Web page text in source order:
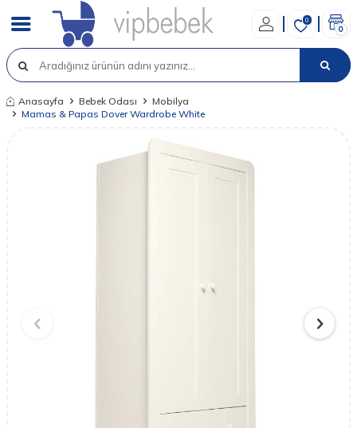
0
0
Anasayfa Bebek Odası
Mobilya
Mamas & Papas Dover Wardrobe White